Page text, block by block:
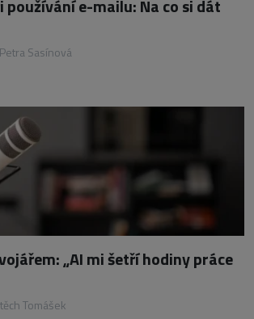
používání e-mailu: Na co si dát
Petra Sasínová
„AI mi šetří hodiny práce
Tomášek